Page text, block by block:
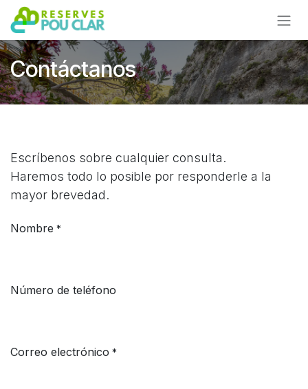
Ir al contenido
Contáctanos
Escríbenos sobre cualquier consulta.
Haremos todo lo posible por responderle a la
mayor brevedad.
Nombre *
Número de teléfono
Correo electrónico *